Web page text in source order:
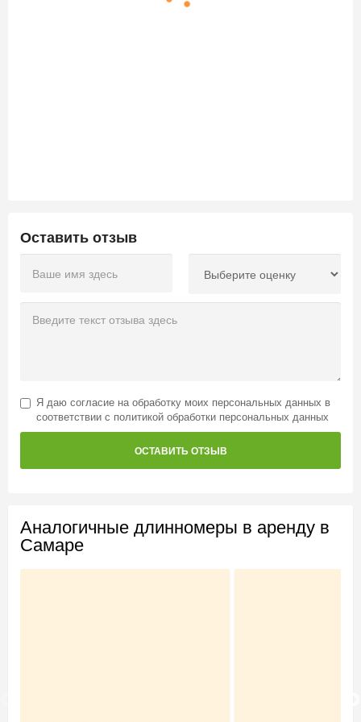
Оставить отзыв
Я даю согласие на обработку моих персональных данных в
соответствии с политикой обработки персональных данных
ОСТАВИТЬ ОТЗЫВ
Аналогичные длинномеры в аренду в
Самаре